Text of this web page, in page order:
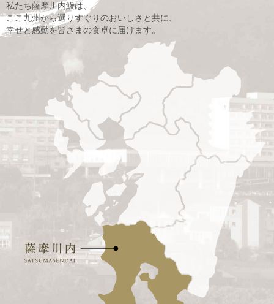
私たち薩摩川内鰻は、
ここ九州から選りすぐりのおいしさと共に、
幸せと感動を皆さまの食卓に届けます。